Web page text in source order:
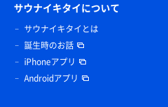
サウナイキタイについて
サウナイキタイとは
誕生時のお話
iPhoneアプリ
Androidアプリ